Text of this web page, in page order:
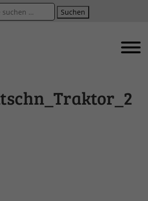
Suchen